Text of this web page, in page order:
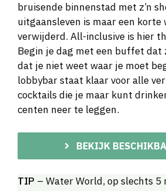
bruisende binnenstad met z’n
uitgaansleven is maar een
verwijderd. All-inclusive is hier
Begin je dag met een buffet dat
dat je niet weet waar je moet
lobbybar staat klaar voor alle
cocktails die je maar kunt
centen neer te leggen.
BEKIJK
TIP – Water World, op slechts